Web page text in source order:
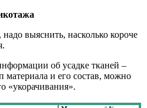
выяснить, насколько короче
об усадке тканей –
материала и его состав, можно
«укорачивания».